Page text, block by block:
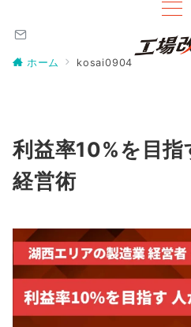
ホーム kosai0904
利益率10%を目
経営術